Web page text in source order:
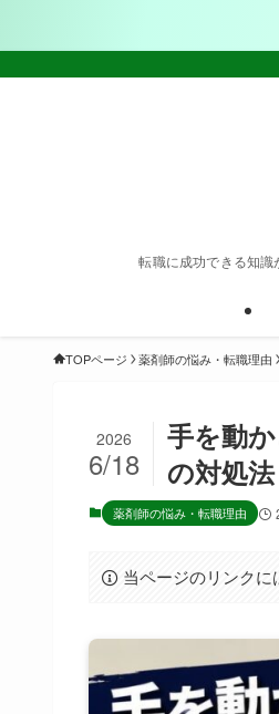
転職に成功できる知
TOPページ 薬剤師の悩み・転職理由
手を動
の対処法
2026
6/18
薬剤師の悩み・転職理由
当ページのリンクに